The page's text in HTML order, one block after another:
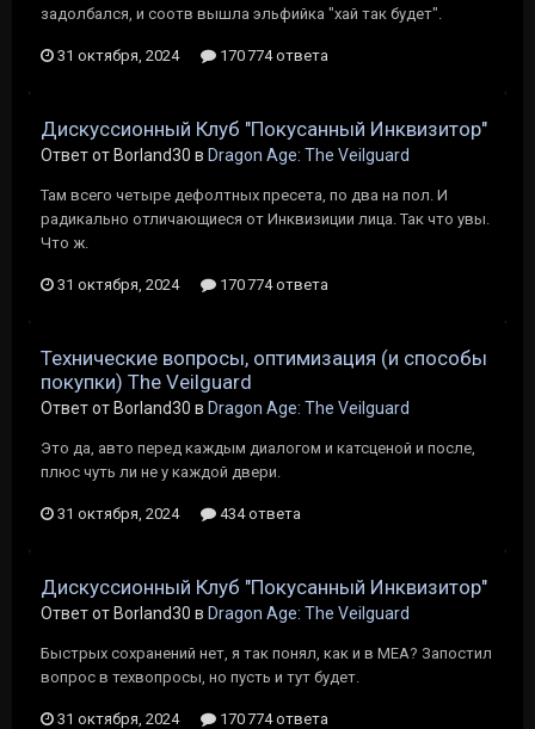
задолбался, и соотв вышла эльфийка "хай так будет".
31 октября, 2024 170 774 ответа
Дискуссионный Клуб "Покусанный Инквизитор"
Ответ от Borland30 в Dragon Age: The Veilguard
Там всего четыре дефолтных пресета, по два на пол. И
радикально отличающиеся от Инквизиции лица. Так что увы.
Что ж.
31 октября, 2024 170 774 ответа
Технические вопросы, оптимизация (и способы
покупки) The Veilguard
Ответ от Borland30 в Dragon Age: The Veilguard
Это да, авто перед каждым диалогом и катсценой и после,
плюс чуть ли не у каждой двери.
31 октября, 2024 434 ответа
Дискуссионный Клуб "Покусанный Инквизитор"
Ответ от Borland30 в Dragon Age: The Veilguard
Быстрых сохранений нет, я так понял, как и в МЕА? Запостил
вопрос в техвопросы, но пусть и тут будет.
31 октября, 2024 170 774 ответа